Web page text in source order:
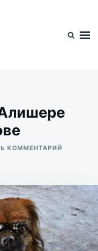
КОММЕНТАРИЙ
АЛИШЕРЕ